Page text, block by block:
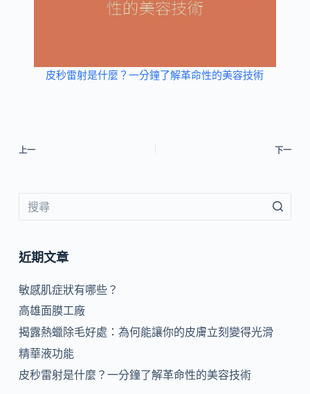
皮秒雷射是什麼？一分鐘了解革命性的美容技術
上一 下一
近期文章
敏感肌症狀有哪些？
高雄面膜工廠
揭露熱蠟除毛好處：為何能讓你的皮膚立刻變得光滑
精華液功能
皮秒雷射是什麼？一分鐘了解革命性的美容技術